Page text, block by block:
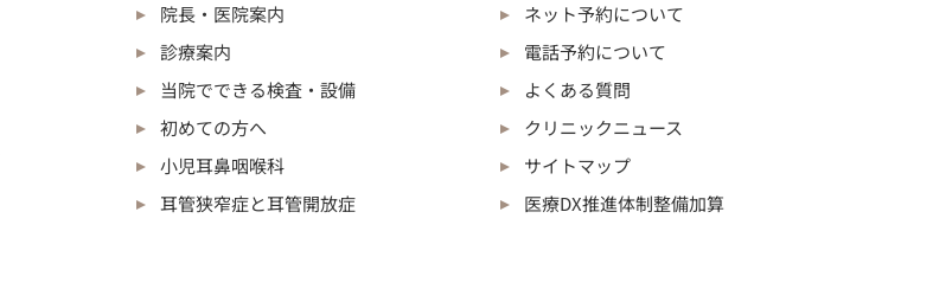
院長・医院案内
診療案内
当院でできる検査・設備
初めての方へ
小児耳鼻咽喉科
耳管狭窄症と耳管開放症
ネット予約について
電話予約について
よくある質問
クリニックニュース
サイトマップ
医療DX推進体制整備加算